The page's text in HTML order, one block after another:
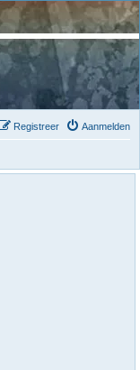
Aanmelden
Registreer